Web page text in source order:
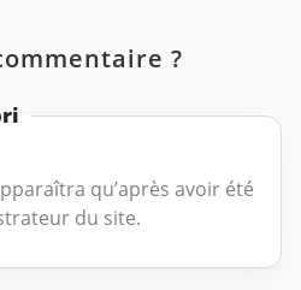
?
qu’après avoir été
du site.